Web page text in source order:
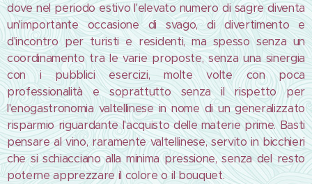
dove nel periodo estivo l'elevato numero di sagre diventa
un'importante occasione di svago, di divertimento e
d'incontro per turisti e residenti, ma spesso senza un
coordinamento tra le varie proposte, senza una sinergia
con i pubblici esercizi, molte volte con poca
professionalità e soprattutto senza il rispetto per
l'enogastronomia valtellinese in nome di un generalizzato
risparmio riguardante l'acquisto delle materie prime. Basti
pensare al vino, raramente valtellinese, servito in bicchieri
che si schiacciano alla minima pressione, senza del resto
poterne apprezzare il colore o il bouquet.